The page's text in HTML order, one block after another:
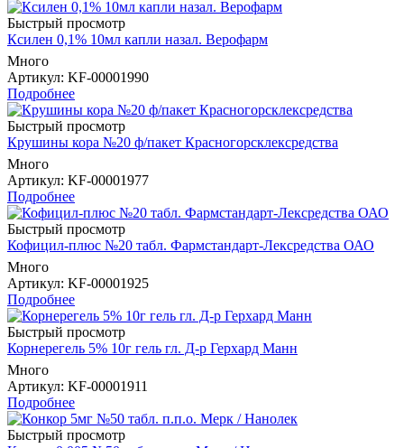
Быстрый просмотр
Ксилен 0,1% 10мл капли назал. Верофарм
Много
Артикул: KF-00001990
Подробнее
Быстрый просмотр
Крушины кора №20 ф/пакет Красногорсклексредства
Много
Артикул: KF-00001977
Подробнее
Быстрый просмотр
Кофицил-плюс №20 табл. Фармстандарт-Лексредства ОАО
Много
Артикул: KF-00001925
Подробнее
Быстрый просмотр
Корнерегель 5% 10г гель гл. Д-р Герхард Манн
Много
Артикул: KF-00001911
Подробнее
Быстрый просмотр